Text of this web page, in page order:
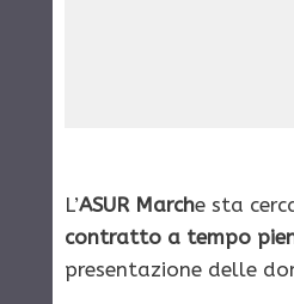
L’ASUR Marche sta
contratto a tempo
presentazione delle